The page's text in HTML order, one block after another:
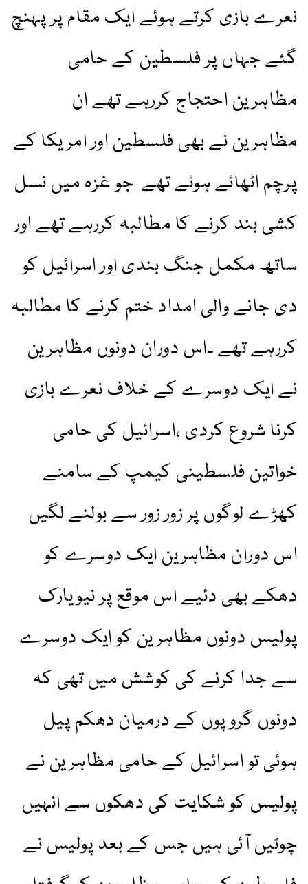
نعرے بازی کرتے ہوئے ایک مقام پر پہنچ
گئے جہاں پر فلسطین کے حامی
مظاہرین احتجاج کررہے تھے ان
مظاہرین نے بھی فلسطین اور امریکا کے
پرچم اٹھائے ہوئے تھے جو غزہ میں نسل
کشی بند کرنے کا مطالبہ کررہے تھے اور
ساتھ مکمل جنگ بندی اور اسرائیل کو
دی جانے والی امداد ختم کرنے کا مطالبہ
کررہے تھے ۔اس دوران دونوں مظاہرین
نے ایک دوسرے کے خلاف نعرے بازی
کرنا شروع کردی ،اسرائیل کی حامی
خواتین فلسطینی کیمپ کے سامنے
کھڑے لوگوں پر زور زور سے بولنے لگیں
اس دوران مظاہرین ایک دوسرے کو
دھکے بھی دئیے اس موقع پر نیویارک
پولیس دونوں مظاہرین کو ایک دوسرے
سے جدا کرنے کی کوشش میں تھی کہ
دونوں گروپوں کے درمیان دھکم پیل
ہوئی تو اسرائیل کے حامی مظاہرین نے
پولیس کو شکایت کی دھکوں سے انہیں
چوٹیں آئی ہیں جس کے بعد پولیس نے